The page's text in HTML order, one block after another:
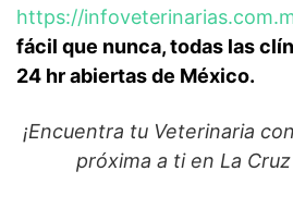
https://
fácil que nunca, todas las
24 hr abiertas de México.
¡Encuentra tu Veterinaria
próxima a ti en La